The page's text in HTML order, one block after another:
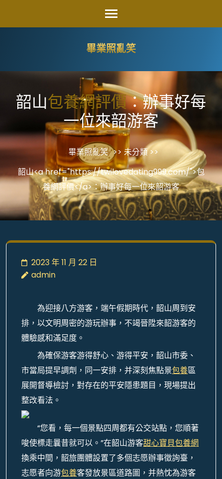
畢業照亂笑
韶山包養網評價：辦事好每
一位來韶游客
畢業照亂笑 >> 未分類 >>
韶山<a href="https://twilovedating999.com/">包
養網評價</a>：辦事好每一位來韶游客
2023 年 11 月 22 日
admin
為迎接八方游客，端午假期時代，韶山周到安
排，以文明周密的游玩辦事，不竭晉陞來韶游客的
體驗感和滿足度。
為確保游客游得舒心、游得平安，韶山市委、
市當局提早調劑，同一安排，并深刻焦點景包養區
展開督導檢討，對存在的平安隱患題目，現場提出
整改看法。
“您看，每一個景點四周都有公交站點，您順著
唆使標走曩昔就可以。”在韶山游客甜心寶貝包養網
換乘中間，韶旅團體設置了多個志愿辦事徵詢臺，
志愿者向游包養客發放景區道路圖，并熱忱為游客